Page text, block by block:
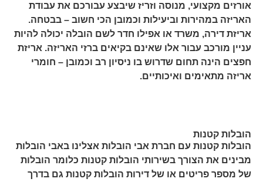
אורזים מקצועי, מנוסה וזריז שיבצע עבורכם את עבודת
האריזה במהירות וביעילות וכמובן הכי חשוב – בבטחה.
אריזת דירה, משרד או אפילו חדר לשם הובלה יכולה להיות
עניין מורכב עבור אלו שאינם בקיאים ברזי האריזה. אריזת
חפצים הינה תחום שדרוש בו ניסיון רב וכמובן – חומרי
אריזה מתאימים ואיכותיים.
הובלות קטנות
הובלות קטנות עם חברת אבי הובלות אצלינו באבי הובלות
מבינים את הצורך בשירותי הובלות קטנות כלומר הובלות
של מספר פריטים או של דירות הובלות קטנות גם בדרך